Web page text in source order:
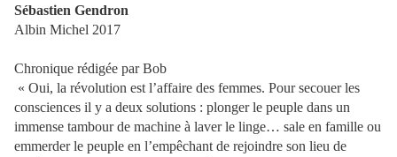
Sébastien Gendron
Albin Michel 2017
Chronique rédigée par Bob
« Oui, la révolution est l’affaire des femmes. Pour secouer les
consciences il y a deux solutions : plonger le peuple dans un
immense tambour de machine à laver le linge… sale en famille ou
emmerder le peuple en l’empêchant de rejoindre son lieu de